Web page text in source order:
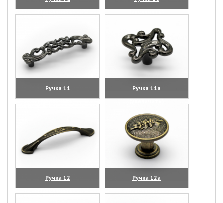
(увеличить)
(увеличить)
Ручка 11
(увеличить)
Ручка 11а
(увеличить)
Ручка 12
(увеличить)
Ручка 12а
(увеличить)